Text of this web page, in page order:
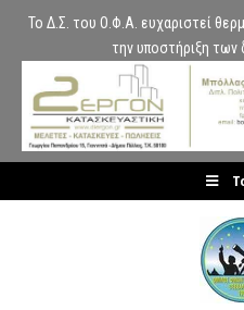
Το Δ.Σ. του Ο.Φ.Α. ευχαριστεί
την υποστήριξη
to